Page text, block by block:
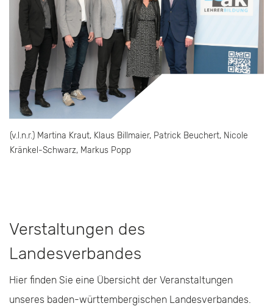
(v.l.n.r.) Martina Kraut, Klaus Billmaier, Patrick Beuchert, Nicole
Kränkel-Schwarz, Markus Popp
Verstaltungen des
Landesverbandes
Hier finden Sie eine Übersicht der Veranstaltungen
unseres baden-württembergischen Landesverbandes.